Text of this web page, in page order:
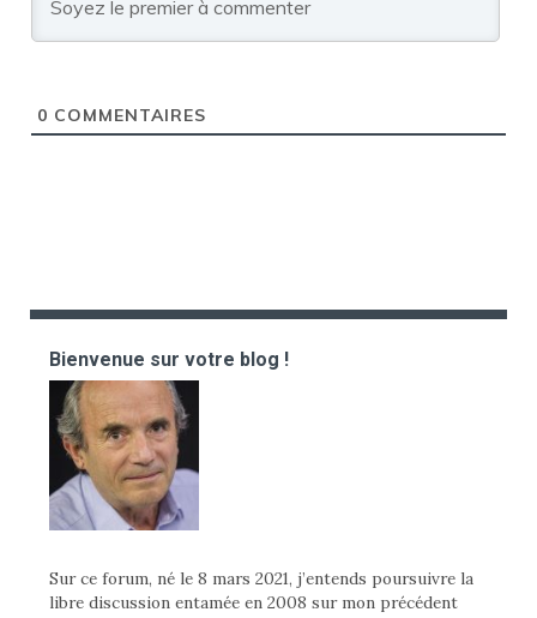
0 COMMENTAIRES
Bienvenue sur votre blog !
Sur ce forum, né le 8 mars 2021, j’entends poursuivre la
libre discussion entamée en 2008 sur mon précédent